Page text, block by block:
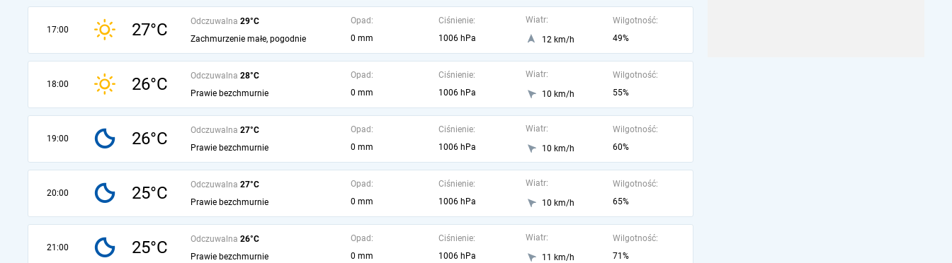
17:00 27°C Odczuwalna 29°C
Zachmurzenie małe, pogodnie
Opad:
0 mm
Ciśnienie:
1006 hPa
Wiatr:
12 km/h
Wilgotność:
49%
18:00 26°C Odczuwalna 28°C
Prawie bezchmurnie
Opad:
0 mm
Ciśnienie:
1006 hPa
Wiatr:
10 km/h
Wilgotność:
55%
19:00 26°C Odczuwalna 27°C
Prawie bezchmurnie
Opad:
0 mm
Ciśnienie:
1006 hPa
Wiatr:
10 km/h
Wilgotność:
60%
20:00 25°C Odczuwalna 27°C
Prawie bezchmurnie
Opad:
0 mm
Ciśnienie:
1006 hPa
Wiatr:
10 km/h
Wilgotność:
65%
21:00 25°C Odczuwalna 26°C
Prawie bezchmurnie
Opad:
0 mm
Ciśnienie:
1006 hPa
Wiatr:
11 km/h
Wilgotność:
71%